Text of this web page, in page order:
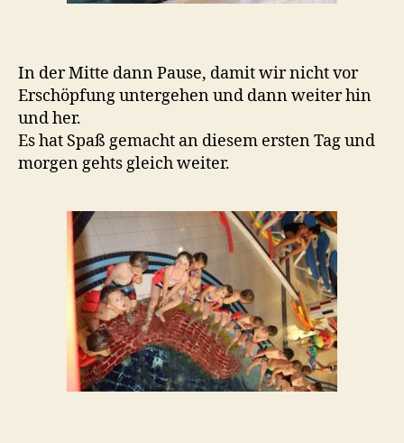
In der Mitte dann Pause, damit wir nicht vor
Erschöpfung untergehen und dann weiter hin
und her.
Es hat Spaß gemacht an diesem ersten Tag und
morgen gehts gleich weiter.